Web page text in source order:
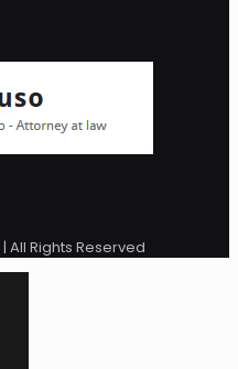
| All Rights Reserved